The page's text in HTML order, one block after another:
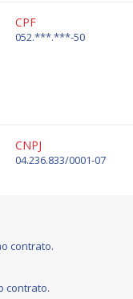
CPF
052.***.***-50
CNPJ
04.236.833/0001-07
contrato.
contrato.